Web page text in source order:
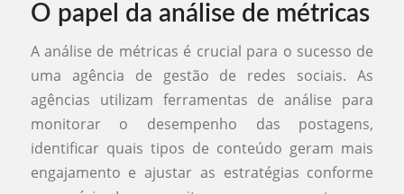
O papel da análise de métricas
A análise de métricas é crucial para o sucesso de
uma agência de gestão de redes sociais. As
agências utilizam ferramentas de análise para
monitorar o desempenho das postagens,
identificar quais tipos de conteúdo geram mais
engajamento e ajustar as estratégias conforme